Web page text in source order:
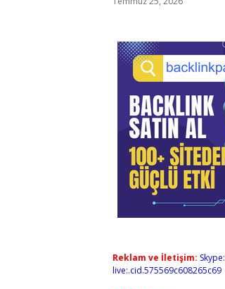
Reklam ve İletişim: Skype:
live:.cid.575569c608265c69